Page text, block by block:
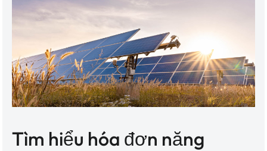
Tìm hiểu hóa đơn năng